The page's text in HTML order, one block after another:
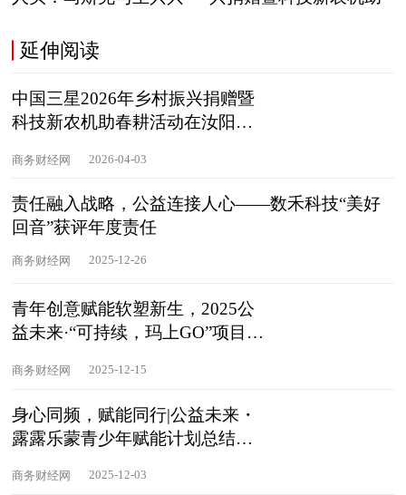
延伸阅读
中国三星2026年乡村振兴捐赠暨
科技新农机助春耕活动在汝阳举
商务财经网 2026-04-03
责任融入战略，公益连接人心——数禾科技“美好
回音”获评年度责任
商务财经网 2025-12-26
青年创意赋能软塑新生，2025公
益未来·“可持续，玛上GO”项目总
商务财经网 2025-12-15
身心同频，赋能同行|公益未来・
露露乐蒙青少年赋能计划总结会
商务财经网 2025-12-03